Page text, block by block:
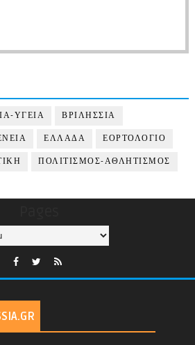
ΥΓΕΙΑ ΒΡΙΛΗΣΣΙΑ
ΕΛΛΑΔΑ ΕΟΡΤΟΛΟΓΙΟ
ΠΟΛΙΤΙΣΜΟΣ-ΑΘΛΗΤΙΣΜΟΣ